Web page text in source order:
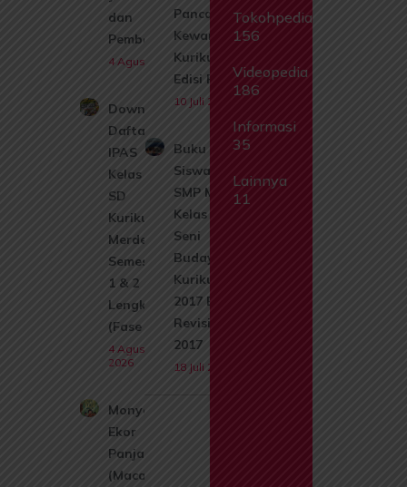
dan
Pembahasan
4 Agustus 2026
Download
Daftar Isi
IPAS
Kelas 1
SD
Kurikulum
Merdeka
Semester
1 & 2
Lengkap
(Fase A)
4 Agustus
2026
Monyet
Ekor
Panjang
(Macaca
Pancasila dan
Kewarganegaraan
Kurikulum 2017
Edisi Revisi 2017
10 Juli 2026
Buku
Siswa
SMP MTs
Kelas 8
Seni
Budaya
Kurikulum
2017 Edisi
Revisi
2017
18 Juli 2026
Tokohpedia
156
Videopedia
186
Informasi
35
Lainnya
11